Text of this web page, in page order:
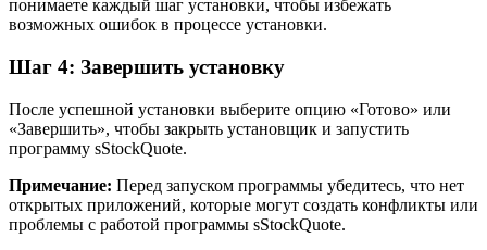
понимаете каждый шаг установки, чтобы избежать
возможных ошибок в процессе установки.
Шаг 4: Завершить установку
После успешной установки выберите опцию «Готово» или
«Завершить», чтобы закрыть установщик и запустить
программу sStockQuote.
Примечание: Перед запуском программы убедитесь, что нет
открытых приложений, которые могут создать конфликты или
проблемы с работой программы sStockQuote.